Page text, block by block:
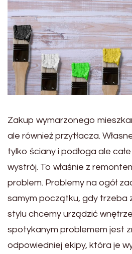
Zakup wymarzonego
ale również przytłacza.
tylko ściany i podłoga ale
wystrój. To właśnie z
problem. Problemy na ogół
samym początku, gdy trzeba
stylu chcemy urządzić
spotykanym problemem jest
odpowiedniej ekipy, która je